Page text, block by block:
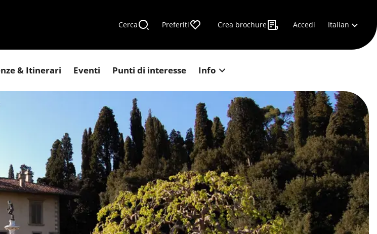
Cerca Preferiti Crea brochure Accedi Italian
& Itinerari Eventi Punti di interesse Info